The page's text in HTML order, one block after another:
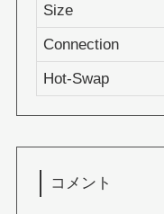
Size
Connection
Hot-Swap
コメント